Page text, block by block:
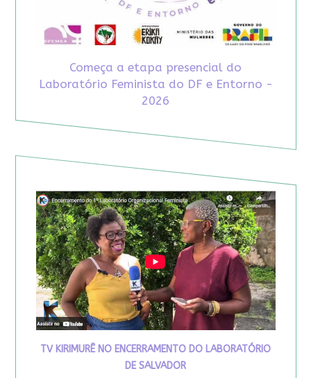
Começa a etapa presencial do
Laboratório Feminista do DF e Entorno -
2026
TV KIRIMURÊ NO ENCERRAMENTO DO LABORATÓRIO
DE SALVADOR